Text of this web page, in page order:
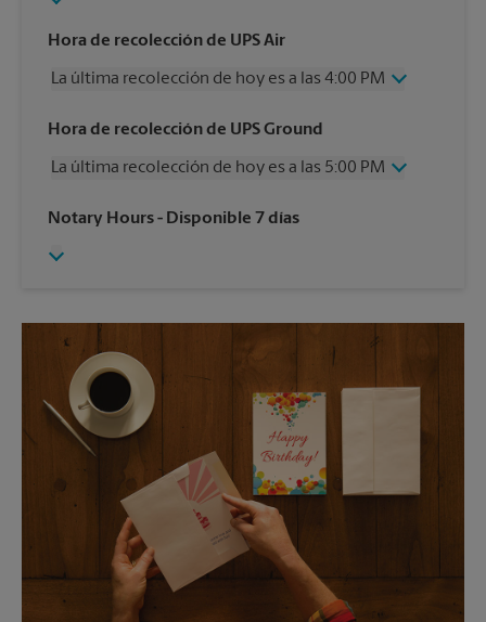
Hora de recolección de UPS Air
La última recolección de hoy es a las 4:00 PM
Miércoles
4:00 PM
Viernes
4:00 PM
Domingo
Sin Recolección
Hora de recolección de UPS Ground
La última recolección de hoy es a las 5:00 PM
Miércoles
5:00 PM
Viernes
Martes
Notary Hours- Disponible 7 días